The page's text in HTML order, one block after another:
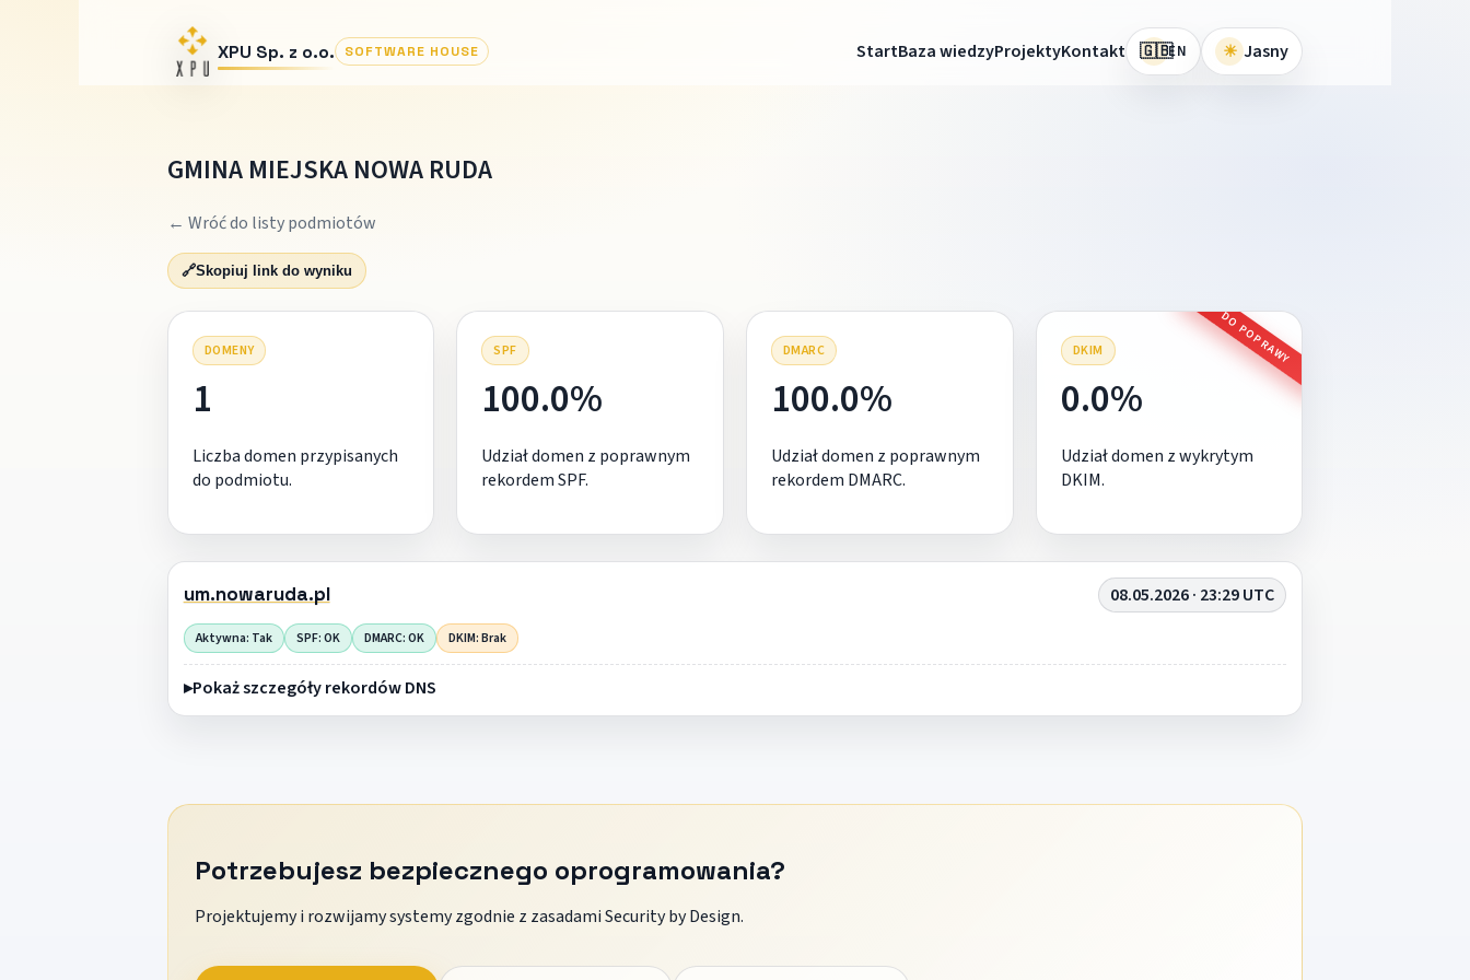
XPU Sp. z o.o. SOFTWARE HOUSE StartBaza wiedzyProjektyKontakt 🇬🇧EN ☀ Jasny
GMINA MIEJSKA NOWA RUDA
← Wróć do listy podmiotów
🔗Skopiuj link do wyniku
DOMENY
1
Liczba domen przypisanych
do podmiotu.
SPF
100.0%
Udział domen z poprawnym
rekordem SPF.
DMARC
100.0%
Udział domen z poprawnym
rekordem DMARC.
DKIM DO POPRAWY
0.0%
Udział domen z wykrytym
DKIM.
um.nowaruda.pl 08.05.2026 · 23:29 UTC
Aktywna: Tak SPF: OK DMARC: OK DKIM: Brak
Pokaż szczegóły rekordów DNS
Potrzebujesz bezpiecznego oprogramowania?
Projektujemy i rozwijamy systemy zgodnie z zasadami Security by Design.